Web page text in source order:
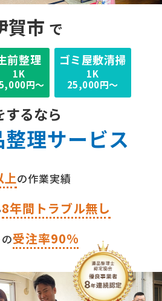
賀市 で
前整理
1K
円～
ゴミ屋敷清掃
1K
25,000円～
するなら
理サービス
上の作業実績
8年間トラブル無し
受注率90%